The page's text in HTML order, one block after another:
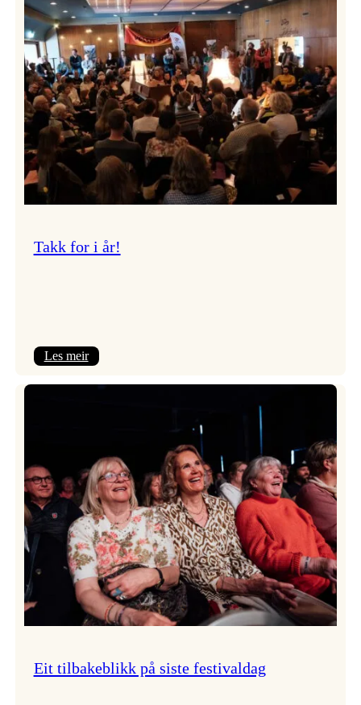
Jazz
om
endringar
i
administrasjonen
Takk for i år!
Les meir:
Eit tilbakeblikk på siste festivaldag